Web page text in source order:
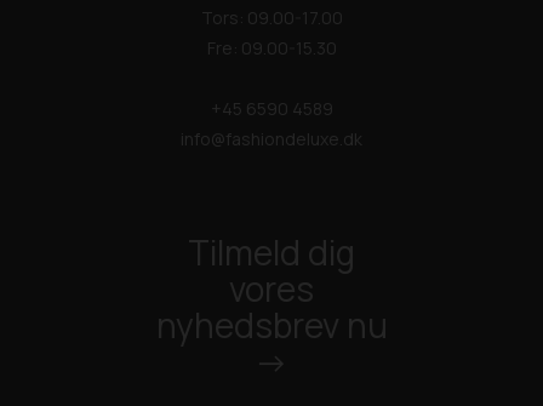
Tors: 09.00-17.00
Fre: 09.00-15.30
+45 6590 4589
info@fashiondeluxe.dk
Tilmeld dig
vores
nyhedsbrev nu
->